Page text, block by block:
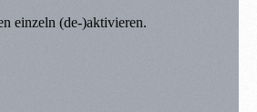
einzeln (de-)aktivieren.